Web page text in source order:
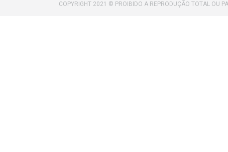
COPYRIGHT 2021 © PROIBIDO A REPRODUÇÃO TOTAL OU